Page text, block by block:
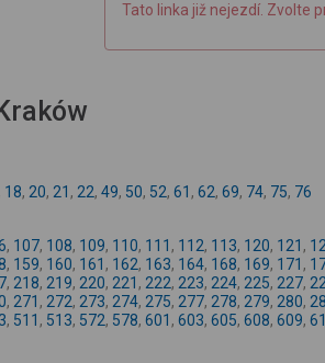
Tato linka již nejezdí. Zvolte
18, 20, 21 , 22, 49, 50, 52, 61 , 62, 69, 74, 75, 76
, 107, 108, 109, 110, 111 , 112, 113, 120, 121 ,
, 159, 160, 161 , 162, 163, 164, 168, 169, 171 ,
, 218, 219, 220, 221 , 222, 223, 224, 225, 227,
, 271 , 272, 273, 274, 275, 277, 278, 279, 280,
, 511 , 513, 572, 578, 601 , 603, 605, 608, 609,